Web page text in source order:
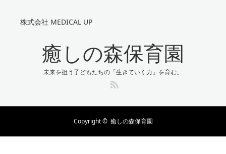
株式会社 MEDICAL UP
癒しの森保育園
未来を担う子どもたちの「生きていく力」を育む。
Copyright © 癒しの森保育園